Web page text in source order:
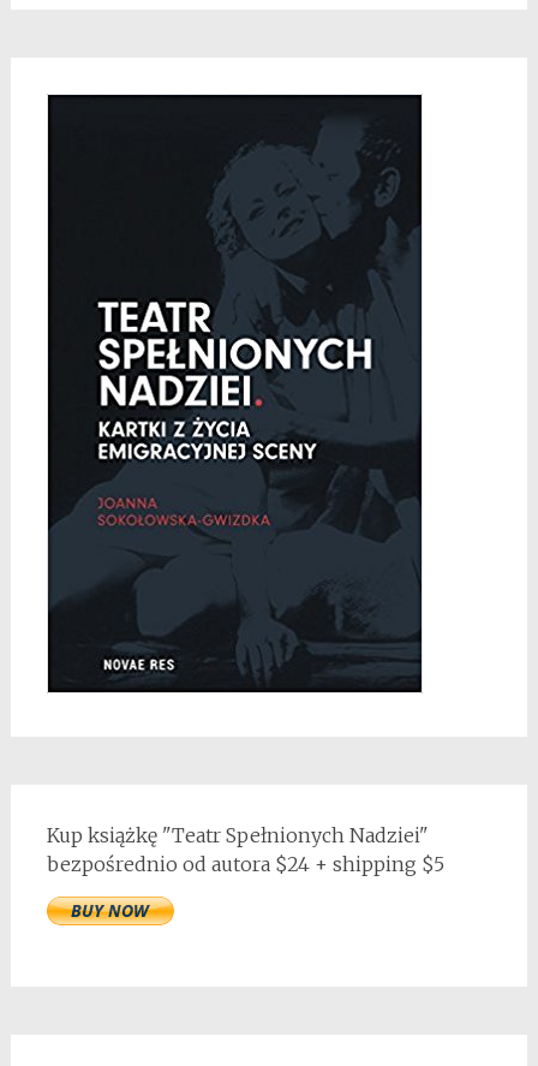
Kup książkę "Teatr Spełnionych Nadziei"
bezpośrednio od autora $24 + shipping $5